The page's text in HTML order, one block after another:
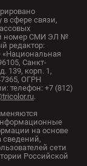
сфере связи,
номер СМИ ЭЛ №
редактор:
Санкт-
139, корп. 1,
ОГРН
телефон: +7 (812)
.
на основе
сведений,
сети
Российской